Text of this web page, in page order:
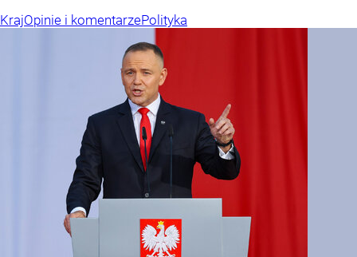
KrajOpinie i komentarzePolityka